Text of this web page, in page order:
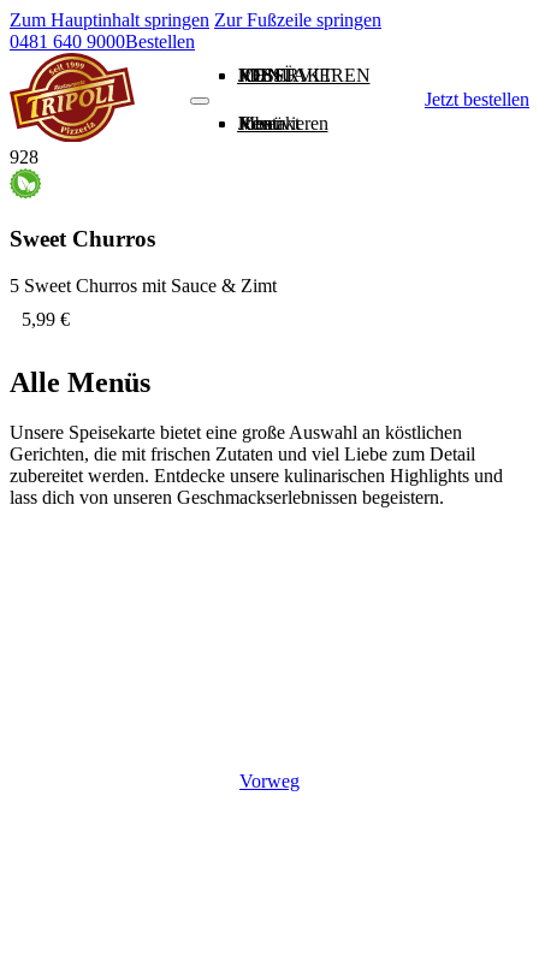
Zum Hauptinhalt springen Zur Fußzeile springen
0481 640 9000Bestellen
MENÜ
RESERVIEREN
JOBS
KONTAKT
Menü
Reservieren
Jobs
Kontakt
Jetzt bestellen
928
Sweet Churros
5 Sweet Churros mit Sauce & Zimt
5,99 €
Alle Menüs
Unsere Speisekarte bietet eine große Auswahl an köstlichen
Gerichten, die mit frischen Zutaten und viel Liebe zum Detail
zubereitet werden. Entdecke unsere kulinarischen Highlights und
lass dich von unseren Geschmackserlebnissen begeistern.
Vorweg